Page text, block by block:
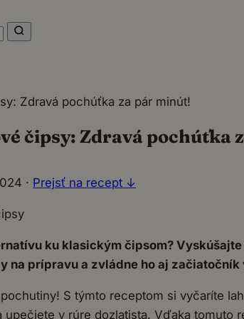
Zdravá pochúťka za pár minút!
čipsy: Zdravá pochúťka
· Prejsť na recept ↓
ku klasickým čipsom?
na prípravu a zvládne ho aj začiatočník
S týmto receptom si vyčaríte
upečiete v rúre dozlatista. Vďaka